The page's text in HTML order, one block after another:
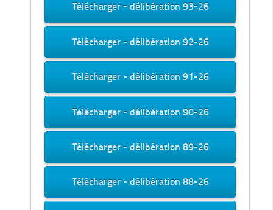
Télécharger - délibération 93-26
Télécharger - délibération 92-26
Télécharger - délibération 91-26
Télécharger - délibération 90-26
Télécharger - délibération 89-26
Télécharger - délibération 88-26